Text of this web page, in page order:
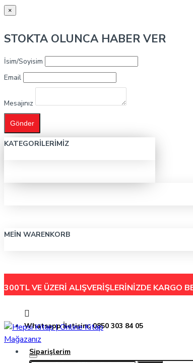
×
STOKTA OLUNCA HABER VER
İsim/Soyisim
Email
Mesajınız
Gönder
KATEGORILERIMIZ
MEIN WARENKORB
300TL VE ÜZERİ ALIŞVERİŞLERİNİZDE KARGO
Whatsapp İletişim: 0850 303 84 05
Siparişlerim